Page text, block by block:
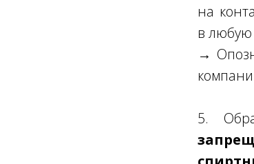
на
в любую
→
5.